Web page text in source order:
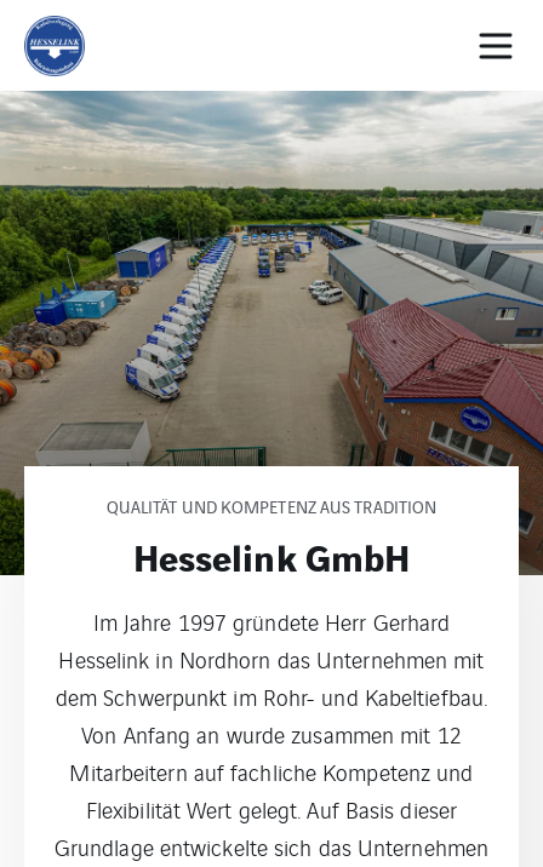
QUALITÄT UND KOMPETENZ AUS TRADITION
Hesselink GmbH
Im Jahre 1997 gründete Herr Gerhard
Hesselink in Nordhorn das Unternehmen mit
dem Schwerpunkt im Rohr- und Kabeltiefbau.
Von Anfang an wurde zusammen mit 12
Mitarbeitern auf fachliche Kompetenz und
Flexibilität Wert gelegt. Auf Basis dieser
Grundlage entwickelte sich das Unternehmen